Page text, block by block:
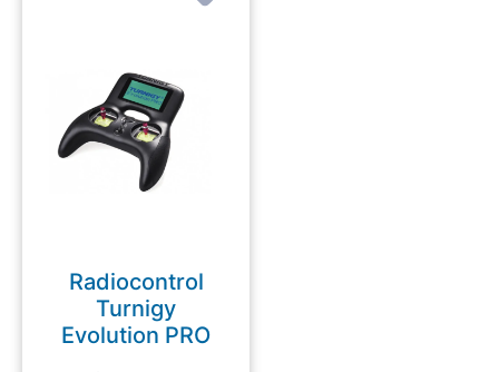
Radiocontrol
Turnigy
Evolution PRO